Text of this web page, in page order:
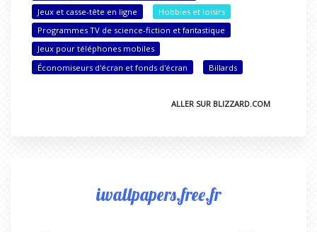
Jeux et casse-tête en ligne
Hobbies et loisirs
Programmes TV de science-fiction et fantastique
Jeux pour téléphones mobiles
Économiseurs d'écran et fonds d'écran
Billards
ALLER SUR BLIZZARD.COM
iwallpapers.free.fr